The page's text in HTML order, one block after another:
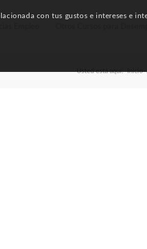
Usted está aquí: Inicio
con tus gustos e intereses e